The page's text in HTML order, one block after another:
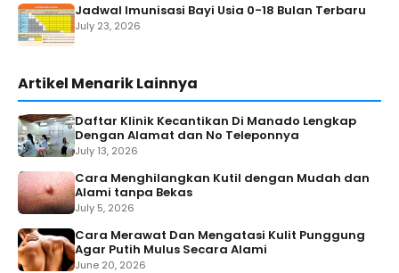
Jadwal Imunisasi Bayi Usia 0-18 Bulan Terbaru
July 23, 2026
Artikel Menarik Lainnya
Daftar Klinik Kecantikan Di Manado Lengkap
Dengan Alamat dan No Teleponnya
July 13, 2026
Cara Menghilangkan Kutil dengan Mudah dan
Alami tanpa Bekas
July 5, 2026
Cara Merawat Dan Mengatasi Kulit Punggung
Agar Putih Mulus Secara Alami
June 20, 2026